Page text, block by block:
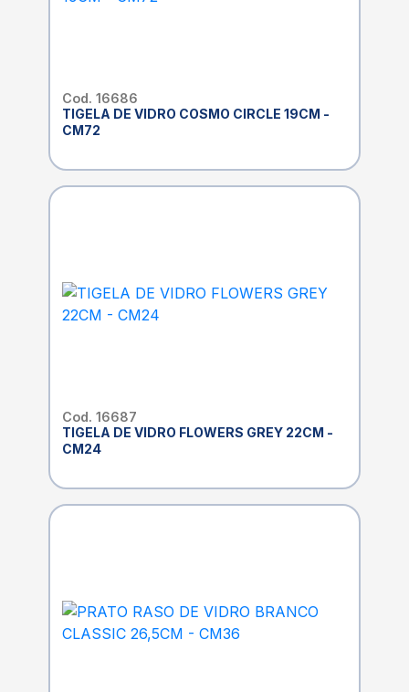
Cod. 16686
TIGELA DE VIDRO COSMO CIRCLE 19CM -
CM72
Cod. 16687
TIGELA DE VIDRO FLOWERS GREY 22CM -
CM24